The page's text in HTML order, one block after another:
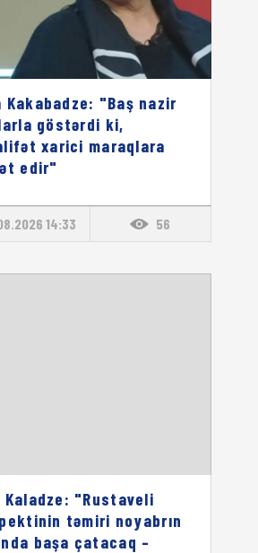
Kakabadze: "Baş nazir
göstərdi ki,
xarici maraqlara
edir"
14:33 56
Kaladze: "Rustaveli
təmiri noyabrın
başa çatacaq –